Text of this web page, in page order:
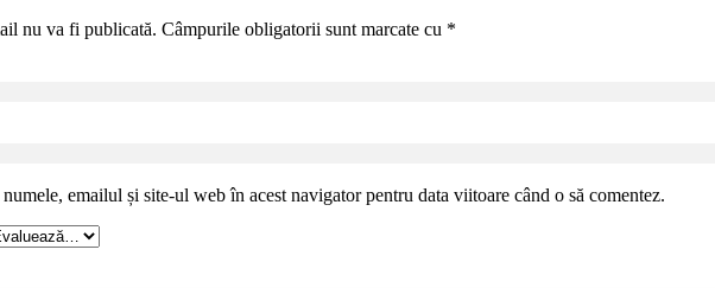
nu va fi publicată. Câmpurile obligatorii sunt marcate cu *
emailul și site-ul web în acest navigator pentru data viitoare când o să comentez.